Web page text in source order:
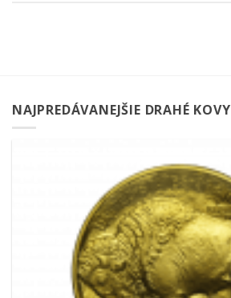
NAJPREDÁVANEJŠIE DRAHÉ KOVY